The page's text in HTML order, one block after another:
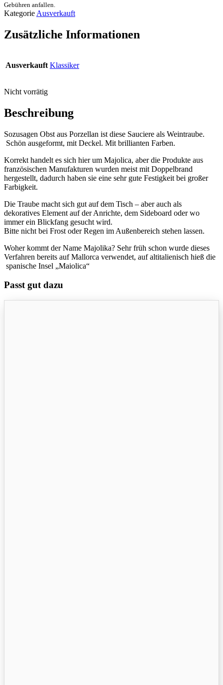
Gebühren anfallen.
Kategorie Ausverkauft
Zusätzliche Informationen
Ausverkauft Klassiker
Nicht vorrätig
Beschreibung
Sozusagen Obst aus Porzellan ist diese Sauciere als Weintraube.
Schön ausgeformt, mit Deckel. Mit brillianten Farben.
Korrekt handelt es sich hier um Majolica, aber die Produkte aus
französischen Manufakturen wurden meist mit Doppelbrand
hergestellt, dadurch haben sie eine sehr gute Festigkeit bei großer
Farbigkeit.
Die Traube macht sich gut auf dem Tisch – aber auch als
dekoratives Element auf der Anrichte, dem Sideboard oder wo
immer ein Blickfang gesucht wird.
Bitte nicht bei Frost oder Regen im Außenbereich stehen lassen.
Woher kommt der Name Majolika? Sehr früh schon wurde dieses
Verfahren bereits auf Mallorca verwendet, auf altitalienisch hieß die
spanische Insel „Maiolica“
Passt gut dazu